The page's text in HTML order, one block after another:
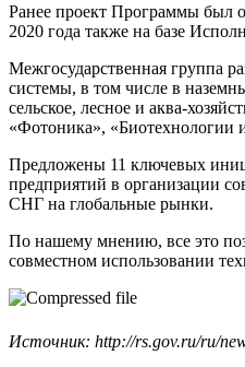
Ранее проект Программы был
2020 года также на базе
Межгосударственная группа
системы, в том числе в
сельское, лесное и аква-
«Фотоника», «Биотехнологии
Предложены 11 ключевых
предприятий в организации
СНГ на глобальные рынки.
По нашему мнению, все это
совместном использовании
Источник: http://rs.gov.ru/ru/